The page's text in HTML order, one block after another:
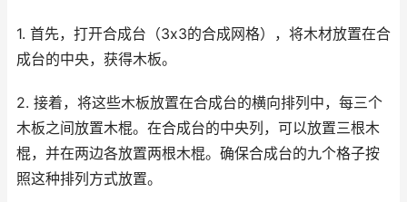
1. 首先，打开合成台（3x3的合成网格），将木材放置在合
成台的中央，获得木板。
2. 接着，将这些木板放置在合成台的横向排列中，每三个
木板之间放置木棍。在合成台的中央列，可以放置三根木
棍，并在两边各放置两根木棍。确保合成台的九个格子按
照这种排列方式放置。